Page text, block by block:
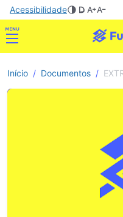
Acessibilidade
Início Documentos